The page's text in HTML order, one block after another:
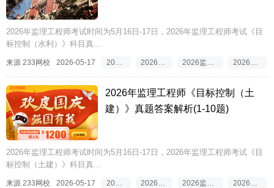
2026年监理工程师考试时间为5月16日-17日，2026年监理工程师考试《目
标控制（水利）》科目真...
来源 233网校 2026-05-17 2026监理真题答案 2026监理工程师真题答案 2026监理工程师目标控制真题答案 2026监理目标控制真题答案
2026年监理工程师《目标控制（土
建）》真题答案解析(1-10题)
2026年监理工程师考试时间为5月16日-17日，2026年监理工程师考试《目
标控制（土建）》科目真...
来源 233网校 2026-05-17 2026监理真题答案 2026监理工程师真题答案 2026监理工程师目标控制真题答案 2026监理目标控制真题答案